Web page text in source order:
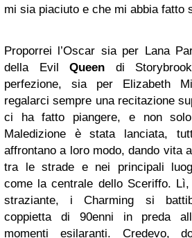
mi sia piaciuto e che mi abbia fatto
Proporrei l’Oscar sia per Lana
della EvilQueen di
perfezione, sia per Elizabeth
regalarcisempre una recitazione
ci ha fatto piangere, e non
Maledizione è stata lanciata,
affrontano a loro modo, dando vita
tra le strade e nei principali
come la centrale dello Sceriffo.
straziante, i Charming si
coppietta di 90enni in preda
momenti esilaranti. Credevo,